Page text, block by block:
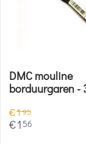
DMC mouline
borduurgaren -
€195
€1 56